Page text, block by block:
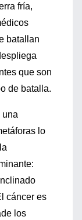
fría,
batallan
que son
de batalla.
una
lo
cáncer es
los